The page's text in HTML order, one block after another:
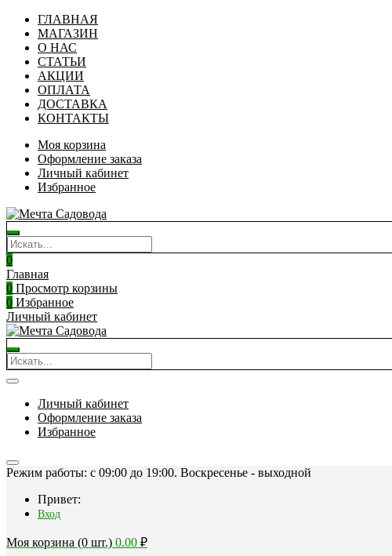
ГЛАВНАЯ
МАГАЗИН
О НАС
СТАТЬИ
АКЦИИ
ОПЛАТА
ДОСТАВКА
КОНТАКТЫ
Моя корзина
Оформление заказа
Личный кабинет
Избранное
0
Главная
0 Просмотр корзины
0 Избранное
Личный кабинет
Личный кабинет
Оформление заказа
Избранное
Режим работы: c 09:00 до 19:00. Воскресенье - выходной
Привет:
Вход
Моя корзина (0 шт.) 0.00 ₽